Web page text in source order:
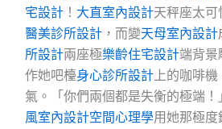
宅設計 ！ 大直室內設計天秤座太可
醫美診所設計 ，而變天母室內設計
所設計兩座極樂齡住宅設計端背景
作她吧檯身心診所設計 上的咖啡
氣。「你們兩個都是失衡的極端！」
風室內設計空間心理學用她那極